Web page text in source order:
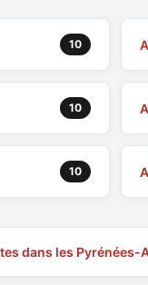
10
10
10
dans les Pyrénées-